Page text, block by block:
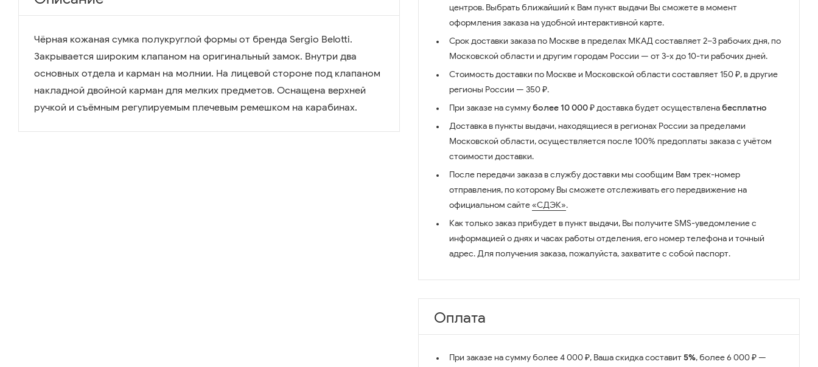
Чёрная кожаная сумка полукруглой формы от бренда Sergio Belotti.
Закрывается широким клапаном на оригинальный замок. Внутри два
основных отдела и карман на молнии. На лицевой стороне под клапаном
накладной двойной карман для мелких предметов. Оснащена верхней
ручкой и съёмным регулируемым плечевым ремешком на карабинах.
центров. Выбрать ближайший к Вам пункт выдачи Вы сможете в момент
оформления заказа на удобной интерактивной карте.
Срок доставки заказа по Москве в пределах МКАД составляет 2–3 рабочих дня, по
Московской области и другим городам России — от 3-х до 10-ти рабочих дней.
Стоимость доставки по Москве и Московской области составляет 150 ₽, в другие
регионы России — 350 ₽.
При заказе на суммуболее 10 000 ₽доставка будет осуществленабесплатно
Доставка в пункты выдачи, находящиеся в регионах России за пределами
Московской области, осуществляется после 100% предоплаты заказа с учётом
стоимости доставки.
После передачи заказа в службу доставки мы сообщим Вам трек-номер
отправления, по которому Вы сможете отслеживать его передвижение на
официальном сайте«СДЭК».
Как только заказ прибудет в пункт выдачи, Вы получите SMS-уведомление с
информацией о днях и часах работы отделения, его номер телефона и точный
адрес. Для получения заказа, пожалуйста, захватите с собой паспорт.
Оплата
При заказе на сумму более 4 000 ₽, Ваша скидка составит5%, более 6 000 ₽ —